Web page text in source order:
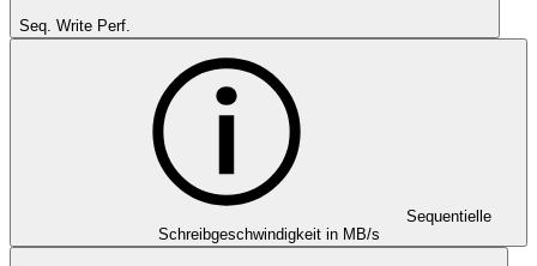
Seq. Write Perf.
Sequentielle
Schreibgeschwindigkeit in MB/s